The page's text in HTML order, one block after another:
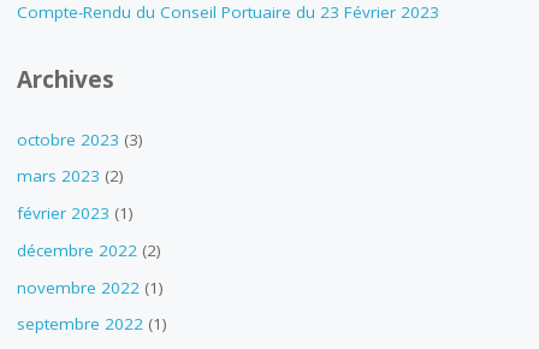
Compte-Rendu du Conseil Portuaire du 23 Février 2023
Archives
octobre 2023 (3)
mars 2023 (2)
février 2023 (1)
décembre 2022(2)
novembre 2022 (1)
septembre 2022(1)